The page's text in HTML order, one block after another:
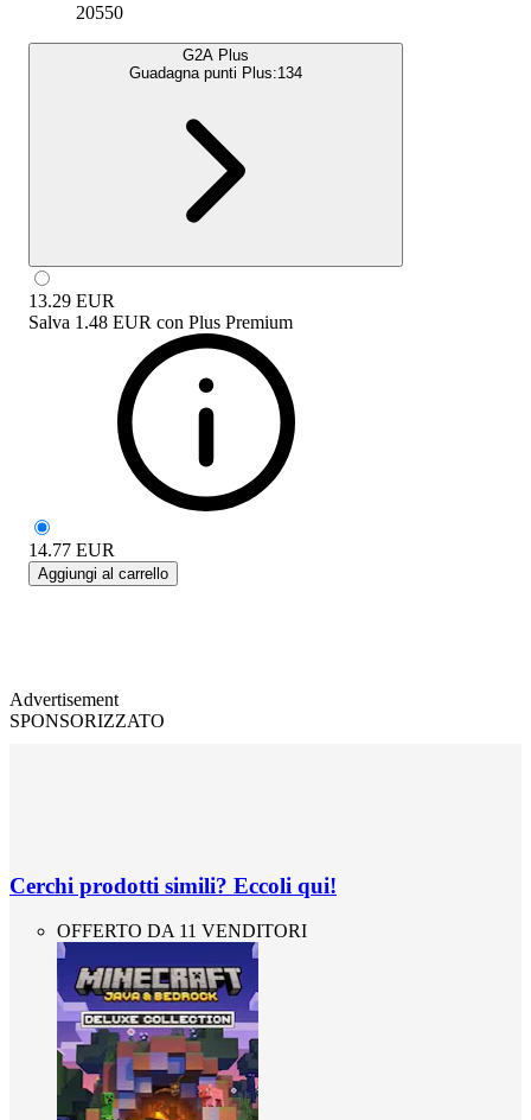
20550
G2A Plus
Guadagna punti Plus:134
13.29 EUR
Salva 1.48 EUR con Plus Premium
14.77 EUR
Aggiungi al carrello
Advertisement
SPONSORIZZATO
Cerchi prodotti simili? Eccoli qui!
OFFERTO DA 11 VENDITORI